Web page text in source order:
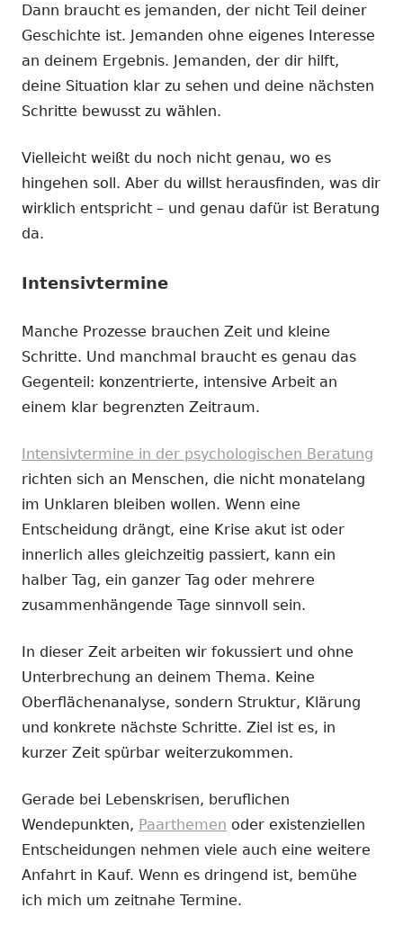
Dann braucht es jemanden, der nicht Teil deiner
Geschichte ist. Jemanden ohne eigenes Interesse
an deinem Ergebnis. Jemanden, der dir hilft,
deine Situation klar zu sehen und deine nächsten
Schritte bewusst zu wählen.
Vielleicht weißt du noch nicht genau, wo es
hingehen soll. Aber du willst herausfinden, was dir
wirklich entspricht – und genau dafür ist Beratung
da.
Intensivtermine
Manche Prozesse brauchen Zeit und kleine
Schritte. Und manchmal braucht es genau das
Gegenteil: konzentrierte, intensive Arbeit an
einem klar begrenzten Zeitraum.
Intensivtermine in der psychologischen Beratung
richten sich an Menschen, die nicht monatelang
im Unklaren bleiben wollen. Wenn eine
Entscheidung drängt, eine Krise akut ist oder
innerlich alles gleichzeitig passiert, kann ein
halber Tag, ein ganzer Tag oder mehrere
zusammenhängende Tage sinnvoll sein.
In dieser Zeit arbeiten wir fokussiert und ohne
Unterbrechung an deinem Thema. Keine
Oberflächenanalyse, sondern Struktur, Klärung
und konkrete nächste Schritte. Ziel ist es, in
kurzer Zeit spürbar weiterzukommen.
Gerade bei Lebenskrisen, beruflichen
Wendepunkten, Paarthemen oder existenziellen
Entscheidungen nehmen viele auch eine weitere
Anfahrt in Kauf. Wenn es dringend ist, bemühe
ich mich um zeitnahe Termine.